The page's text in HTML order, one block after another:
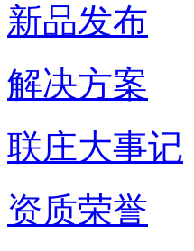
新品发布
解决方案
联庄大事记
资质荣誉